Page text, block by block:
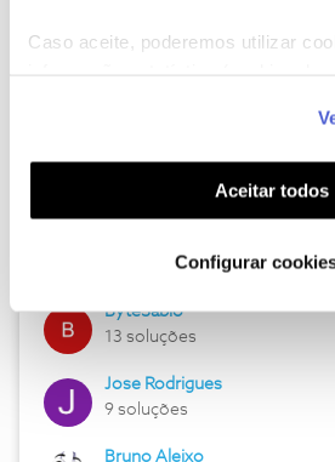
Caso aceite, poderemos utilizar
funcionalidades (cookies de
funcionalidade) e adaptar anúncios
(cookies de publicidade
utilização dos cookies clicando em "
Aceitar todos
Configurar
Hall of Fame de julho
17 soluções
ByteSábio
13 soluções
Jose Rodrigues
9 soluções
Bruno Aleixo